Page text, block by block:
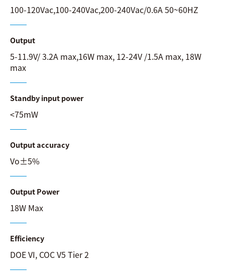
100-120Vac,100-240Vac,200-240Vac/0.6A 50~60HZ
Output
5-11.9V/ 3.2A max,16W max, 12-24V /1.5A max, 18W
max
Standby input power
<75mW
Output accuracy
Vo±5%
Output Power
18W Max
Efficiency
DOE VI, COC V5 Tier 2